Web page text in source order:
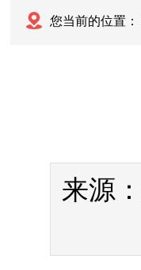
您当前的位置：
来源：